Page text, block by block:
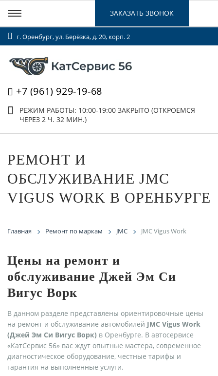
г. Оренбург, ул. Берёзка, д. 20, корп. 2
+7 (961) 929-19-68
РЕЖИМ РАБОТЫ: 10:00-19:00 ЗАКРЫТО (ОТКРОЕМСЯ
ЧЕРЕЗ 2 Ч. 32 МИН.)
ЗАКАЗАТЬ ЗВОНОК
РЕМОНТ И
ОБСЛУЖИВАНИЕ JMC
VIGUS WORK В ОРЕНБУРГЕ
Главная Ремонт по маркам JMC JMC Vigus Work
Цены на ремонт и
обслуживание Джей Эм Си
Вигус Ворк
В данном разделе представлены ориентировочные цены
на ремонт и обслуживание автомобилей JMC Vigus Work
(Джей Эм Си Вигус Ворк) в Оренбурге. В автосервисе
«КатСервис 56» вас ждут опытные мастера, современное
диагностическое оборудование, честные тарифы и
гарантия на выполненные услуги.